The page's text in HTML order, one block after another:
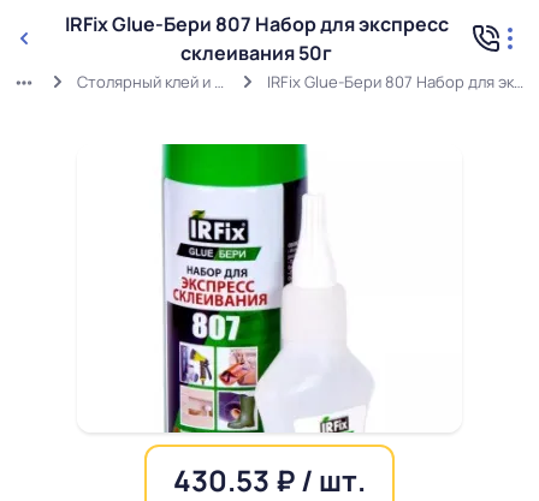
IRFix Glue-Бери 807 Набор для экспресс
склеивания 50г
Столярный клей и клей для МДФ IRFix Glue-Бери 807 Набор для экспресс склеивания 50г
430.53 ₽ / шт.